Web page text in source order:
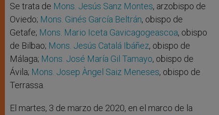
Se trata de Mons. Jesús Sanz Montes, arzobispo de
Oviedo; Mons. Ginés García Beltrán, obispo de
Getafe; Mons. Mario Iceta Gavicagogeascoa, obispo
de Bilbao; Mons. Jesús Catalá Ibáñez, obispo de
Málaga; Mons. José María Gil Tamayo, obispo de
Ávila; Mons. Josep Àngel Saiz Meneses, obispo de
Terrassa.
El martes, 3 de marzo de 2020, en el marco de la